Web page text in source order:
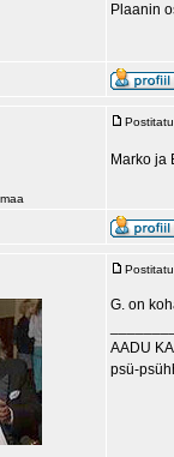
Plaanin
Marko ja
G. on
AADU
psü-